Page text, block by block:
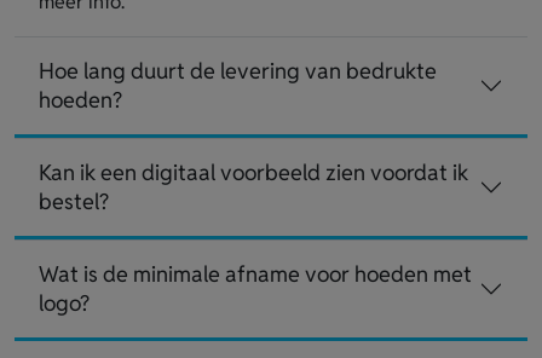
Hoe lang duurt de levering van bedrukte
hoeden?
Kan ik een digitaal voorbeeld zien voordat ik
bestel?
Wat is de minimale afname voor hoeden met
logo?